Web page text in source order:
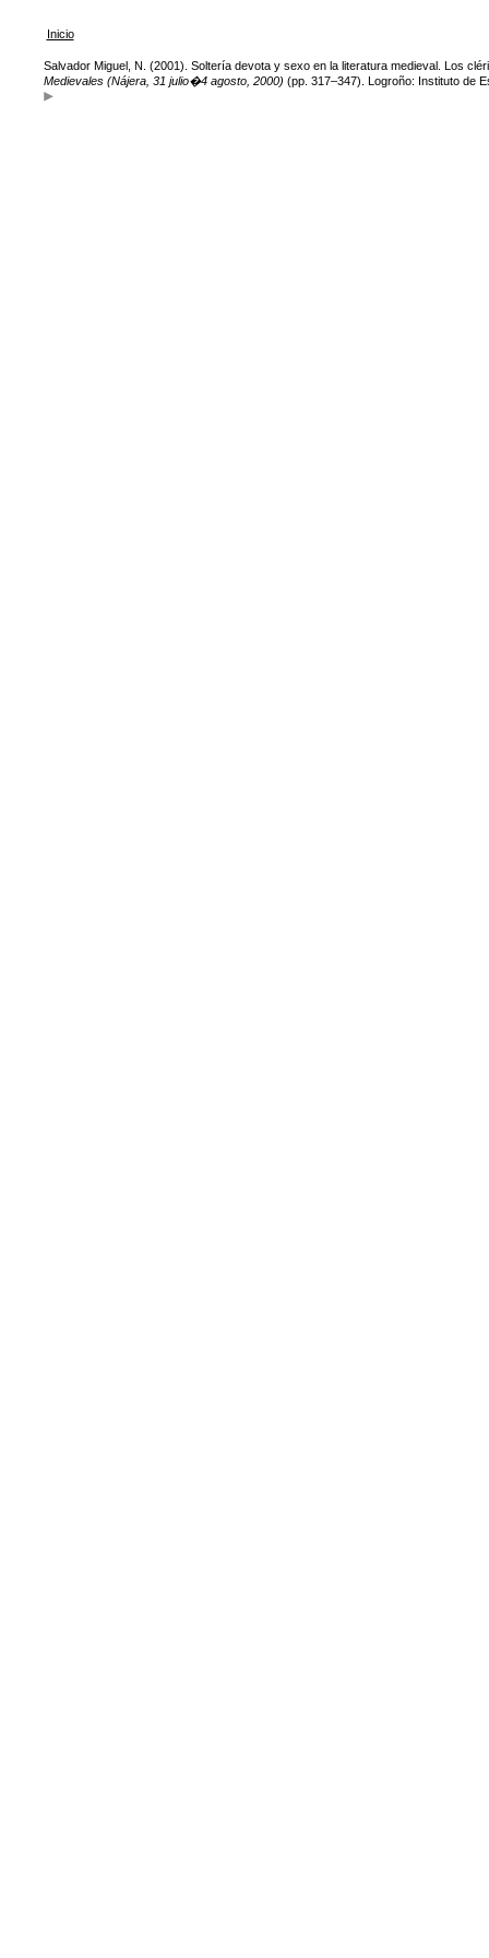
Inicio
Salvador Miguel, N. (2001). Soltería devota y sexo en la literatura medieval. Los
Medievales (Nájera, 31 julio�4 agosto, 2000) (pp. 317–347). Logroño: Instituto de